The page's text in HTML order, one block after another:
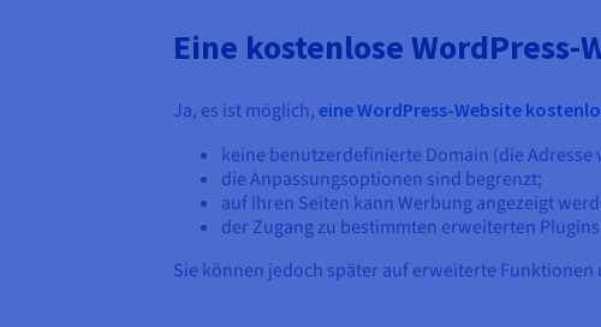
Eine kostenlose
Ja, es ist möglich, eine WordPress-Website
keine benutzerdefinierte Domain (die
die Anpassungsoptionen sind begrenzt;
auf Ihren Seiten kann Werbung angezeigt
der Zugang zu bestimmten erweiterten
Sie können jedoch später auf erweiterte